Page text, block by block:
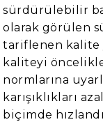
sürdürülebilir
olarak görülen
tariflenen kalite
kaliteyi
normlarına
karışıklıkları
biçimde